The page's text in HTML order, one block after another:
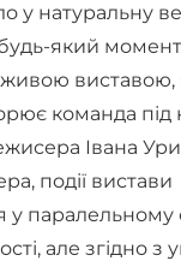
у натуральну
який
живою виставою,
команда під
Івана
події вистави
у паралельному
але згідно з